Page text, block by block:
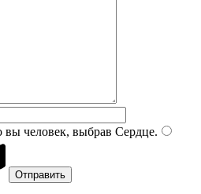
вы человек, выбрав Сердце.